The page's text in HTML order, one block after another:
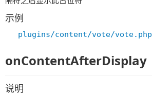
示例
plugins/content/vote/vote.php
onContentAfterDisplay
说明